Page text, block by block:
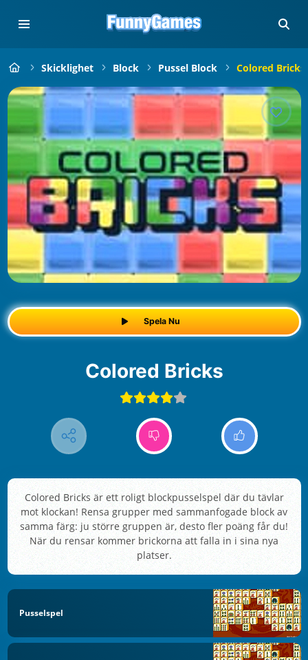
Skicklighet Block Pussel Block Colored Bricks
Spela Nu
Colored Bricks
Colored Bricks är ett roligt blockpusselspel där du tävlar
mot klockan! Rensa grupper med sammanfogade block av
samma färg: ju större gruppen är, desto fler poäng får du!
När du rensar kommer brickorna att falla in i sina nya
platser.
Pusselspel